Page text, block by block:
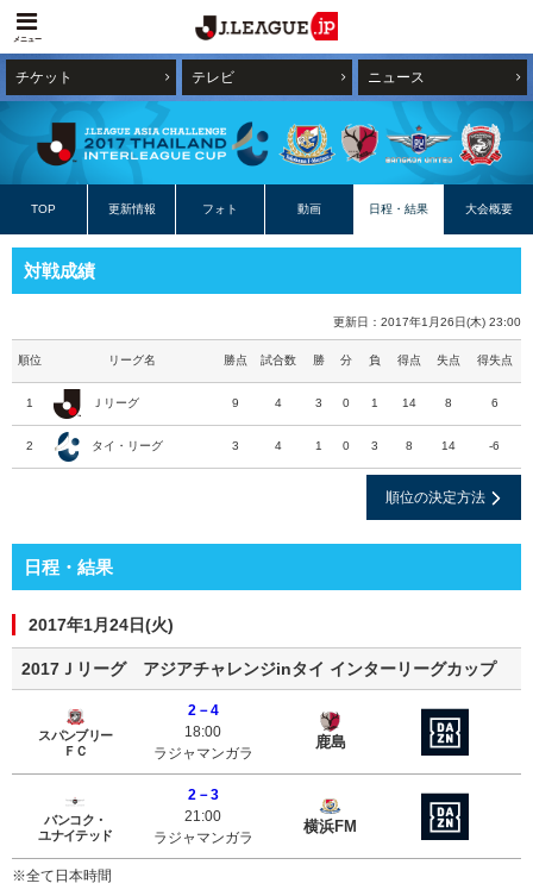
メニュー
チケット テレビ ニュース
TOP 更新情報 フォト 動画 日程・結果 大会概要
対戦成績
更新日：2017年1月26日(木) 23:00
順位 リーグ名 勝点 試合数 勝 分 負 得点 失点 得失点
1 Ｊリーグ 9 4 3 0 1 14 8 6
2 タイ・リーグ 3 4 1 0 3 8 14 -6
順位の決定方法
日程・結果
2017年1月24日(火)
2017Ｊリーグ アジアチャレンジinタイ インターリーグカップ
スパンブリーＦＣ
スパンブリー
ＦＣ
2－4
18:00
ラジャマンガラ
鹿島
鹿島アントラーズ
バンコク・ユナイテッド
バンコク・
ユナイテッド
2－3
21:00
ラジャマンガラ
横浜FM
※全て日本時間